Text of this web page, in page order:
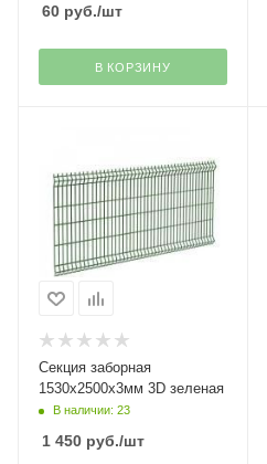
60 руб./шт
В КОРЗИНУ
Секция заборная
1530х2500х3мм 3D зеленая
В наличии: 23
1 450 руб./шт